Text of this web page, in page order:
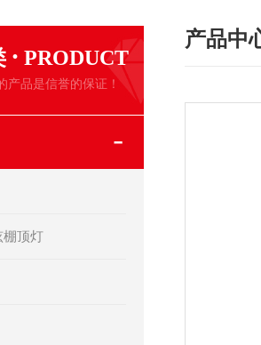
· PRODUCT
产品是信誉的保证！
棚顶灯
产品中